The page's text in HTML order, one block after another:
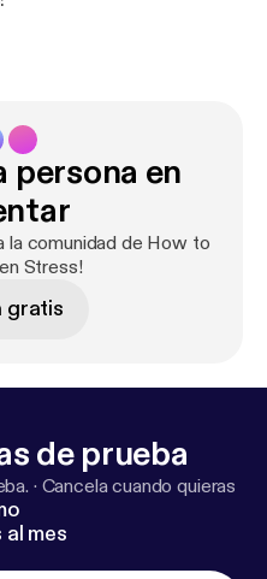
persona en
la comunidad de How to
Stress!
gratis
de prueba
· Cancela cuando quieras
mes